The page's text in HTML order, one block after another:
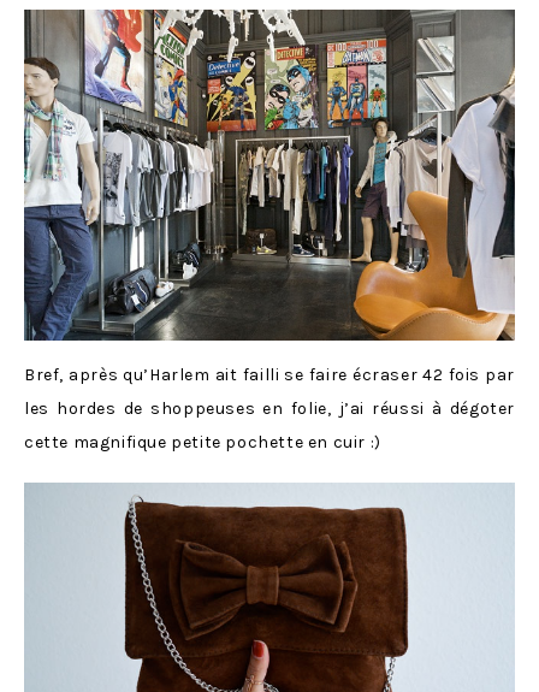
Bref, après qu’Harlem ait failli se faire écraser 42 fois par
les hordes de shoppeuses en folie, j’ai réussi à dégoter
cette magnifique petite pochette en cuir :)